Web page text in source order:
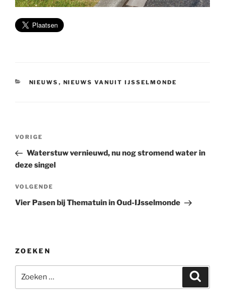
CATEGORIEËN
NIEUWS , NIEUWS VANUIT IJSSELMONDE
Bericht
Vorig
bericht
VORIGE
Waterstuw vernieuwd, nu nog stromend water in
deze singel
Volgend
bericht
VOLGENDE
Vier Pasen bij Thematuin in Oud-IJsselmonde
ZOEKEN
naar: